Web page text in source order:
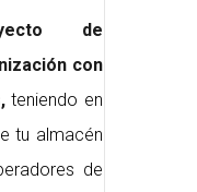
de
con
teniendo en
tu almacén
de